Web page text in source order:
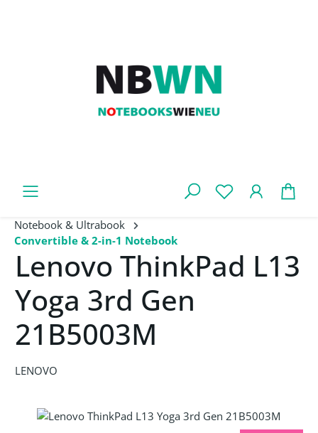
Notebook & Ultrabook
Convertible & 2-in-1 Notebook
Lenovo ThinkPad L13
Yoga 3rd Gen
21B5003M
LENOVO
Bildergalerie überspringen